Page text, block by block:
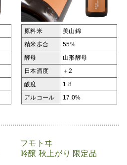
原料米 美山錦
精米歩合 55%
酵母 山形酵母
日本酒度 ＋2
酸度 1.8
アルコール 17.0%
フモトヰ
吟醸 秋上がり 限定品